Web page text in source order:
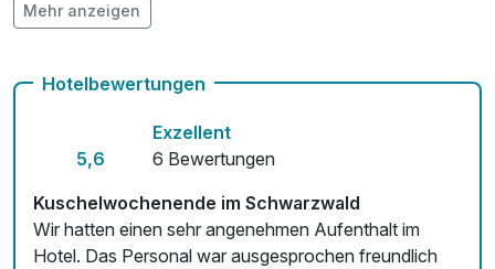
Hunde im Hotel erlaubt für 10,00 € pro Stück / Tag
Zimmerservice verfügbar
Mehr anzeigen
Hotelbewertungen
5,6
Exzellent
6 Bewertungen
Kuschelwochenende im Schwarzwald
Wir hatten einen sehr angenehmen Aufenthalt im
Hotel. Das Personal war ausgesprochen freundlich